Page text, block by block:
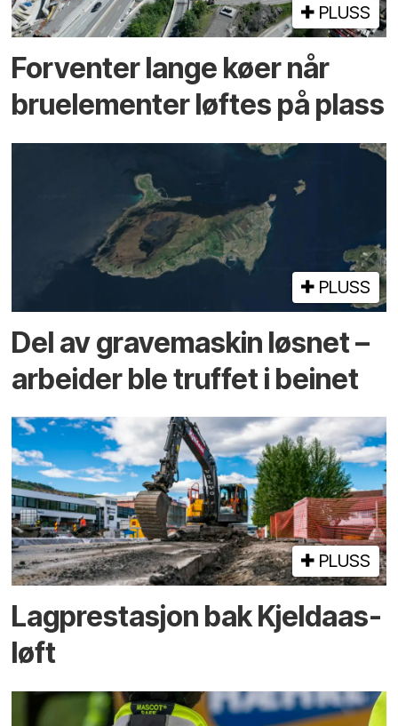
PLUSS
Forventer lange køer når
bru­elementer løftes på plass
PLUSS
Del av grave­maskin løsnet –
arbeider ble truffet i beinet
PLUSS
Lagprestasjon bak Kjeldaas-
løft